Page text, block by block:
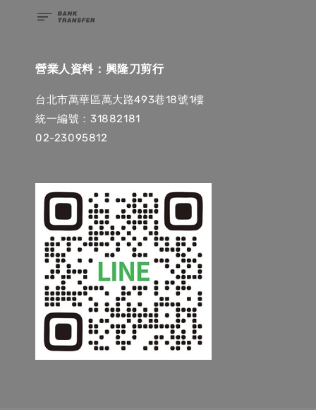
營業人資料：興隆刀剪行
台北市萬華區萬大路493巷18號1樓
統一編號：31882181
02-23095812